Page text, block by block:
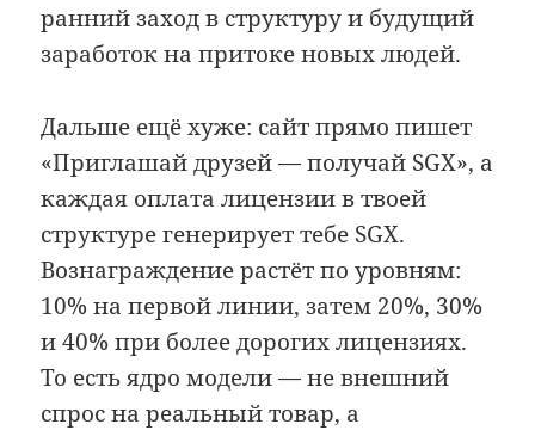
ранний заход в структуру и будущий
заработок на притоке новых людей.
Дальше ещё хуже: сайт прямо пишет
«Приглашай друзей — получай SGX», а
каждая оплата лицензии в твоей
структуре генерирует тебе SGX.
Вознаграждение растёт по уровням:
10% на первой линии, затем 20%, 30%
и 40% при более дорогих лицензиях.
То есть ядро модели — не внешний
спрос на реальный товар, а